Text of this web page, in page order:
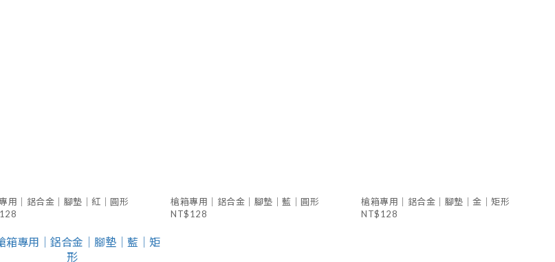
用｜鋁合金｜腳墊｜紅｜圓形
槍箱專用｜鋁合金｜腳墊｜藍｜圓形
NT$128
槍箱專用｜鋁合金｜腳墊｜金｜矩形
NT$128